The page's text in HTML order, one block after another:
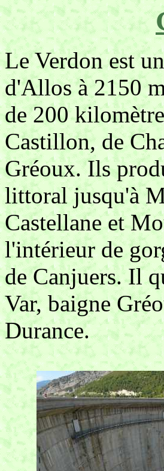
Le Verdon est
d'Allos à 2150
de 200
Castillon, de
Gréoux. Ils
littoral jusqu'à
Castellane et
l'intérieur de
de Canjuers. Il
Var, baigne
Durance.